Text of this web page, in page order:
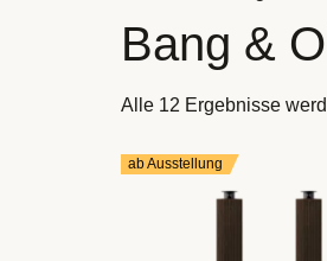
Bang &
Alle 12 Ergebnisse
ab Ausstellung